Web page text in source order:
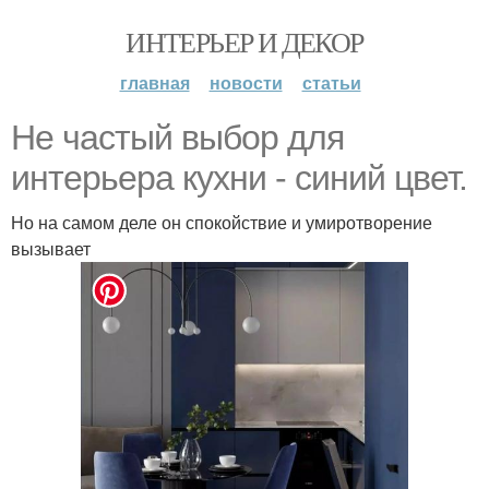
ИНТЕРЬЕР И ДЕКОР
главная новости статьи
Не частый выбор для
интерьера кухни - синий цвет.
Но на самом деле он спокойствие и умиротворение
вызывает